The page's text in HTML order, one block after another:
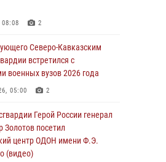
06:32
на тактическом турнире
06:15 9 1
турнирами, мастер-
забегами
06:03 9
2
Северо-Кавказским
встретился с
военных вузов 2026 года
05:00 2
Герой России генерал
Золотов посетил
центр ОДОН имени Ф.Э.
(видео)